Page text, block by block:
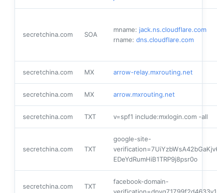
secretchina.com SOA
mname: jack.ns.cloudflare.com
rname: dns.cloudflare.com
secretchina.com MX arrow-relay.mxrouting.net
secretchina.com MX arrow.mxrouting.net
secretchina.com TXT v=spf1 include:mxlogin.com -all
secretchina.com TXT
google-site-
EDeYdRumHiB1TRP9j8psr0o
secretchina.com TXT
facebook-domain-